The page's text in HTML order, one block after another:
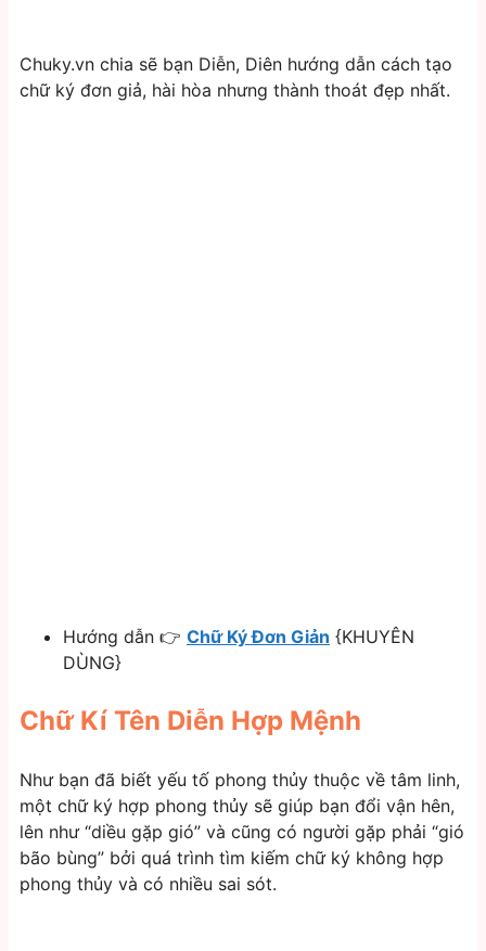
Chuky.vn chia sẽ bạn Diễn, Diên hướng dẫn cách tạo
chữ ký đơn giả, hài hòa nhưng thành thoát đẹp nhất.
Hướng dẫn 👉 Chữ Ký Đơn Giản {KHUYÊN
DÙNG}
Chữ Kí Tên Diễn Hợp Mệnh
Như bạn đã biết yếu tố phong thủy thuộc về tâm linh,
một chữ ký hợp phong thủy sẽ giúp bạn đổi vận hên,
lên như “diều gặp gió” và cũng có người gặp phải “gió
bão bùng” bởi quá trình tìm kiếm chữ ký không hợp
phong thủy và có nhiều sai sót.